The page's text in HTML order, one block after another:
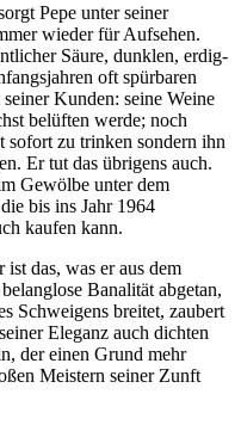
Pepe unter seiner
wieder für Aufsehen.
Säure, dunklen, erdig-
oft spürbaren
Kunden: seine Weine
belüften werde; noch
sofort zu trinken sondern ihn
Er tut das übrigens auch.
Gewölbe unter dem
bis ins Jahr 1964
kaufen kann.
das, was er aus dem
Banalität abgetan,
Schweigens breitet, zaubert
Eleganz auch dichten
der einen Grund mehr
Meistern seiner Zunft